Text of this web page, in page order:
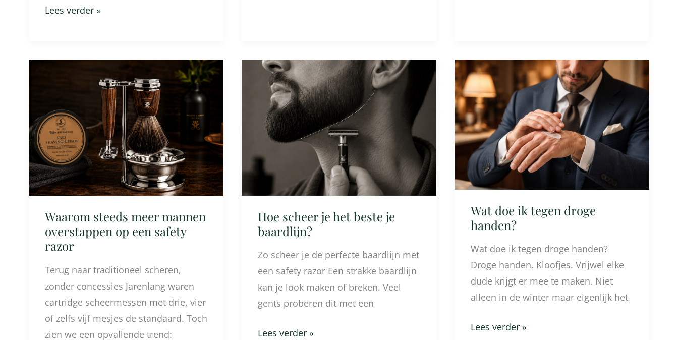
Lees verder »
Waarom steeds meer mannen
overstappen op een safety
razor
Terug naar traditioneel scheren,
zonder concessies Jarenlang waren
cartridge scheermessen met drie, vier
of zelfs vijf mesjes de standaard. Toch
zien we een opvallende trend:
mannen
overstappen
op
een
safety
razor
Hoe scheer je het beste je
baardlijn?
Zo scheer je de perfecte baardlijn met
een safety razor Een strakke baardlijn
kan je look maken of breken. Veel
gents proberen dit met een
Hoe
scheer
het
beste
Lees verder »
Wat doe ik tegen droge
handen?
Wat doe ik tegen droge handen?
Droge handen. Kloofjes. Vrijwel elke
dude krijgt er mee te maken. Niet
alleen in de winter maar eigenlijk het
Wat
doe
ik
tegen
droge
handen?
Lees verder »